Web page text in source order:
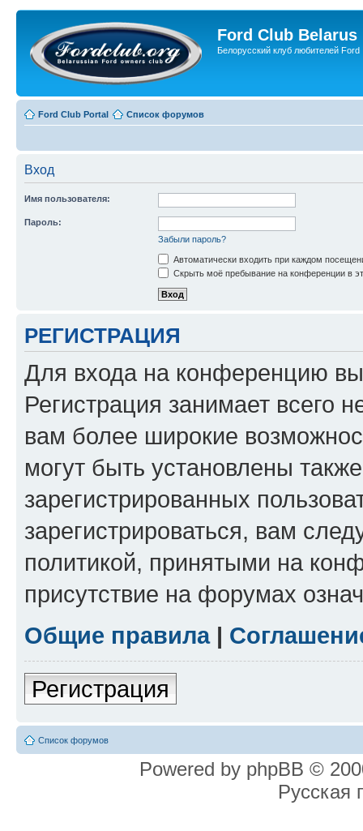
Ford Club Belarus
Белорусский клуб любителей Ford
Ford Club Portal Список форумов
Вход
Имя пользователя:
Пароль:
Забыли пароль?
Автоматически входить при каждом
Скрыть моё пребывание на конференции в
РЕГИСТРАЦИЯ
Для входа на конференцию
Регистрация занимает всего
вам более широкие
могут быть установлены
зарегистрированных
зарегистрироваться, вам
политикой, принятыми на
присутствие на форумах
Общие правила|
Регистрация
Список форумов
Powered by phpBB ©
Русская